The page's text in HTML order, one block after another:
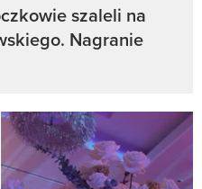
szaleli na
Nagranie